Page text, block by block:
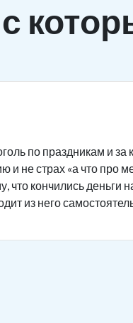
с
по праздникам и
и не страх «а что про
что кончились
из него